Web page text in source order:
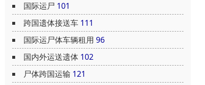
国际运尸 101
跨国遗体接送车 111
国际运尸体车辆租用 96
国内外运送遗体 102
尸体跨国运输 121